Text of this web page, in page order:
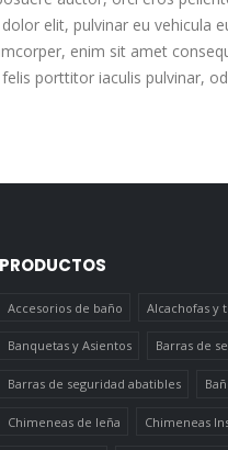
elit, pulvinar eu vehicula
enim sit amet
porttitor iaculis pulvinar,
PRODUCTOS
Accesorios de baño Alcachofas y
Banquetas y Asientos Barras de
Barras de seguridad abatibles
Chimeneas de leña Chimeneas